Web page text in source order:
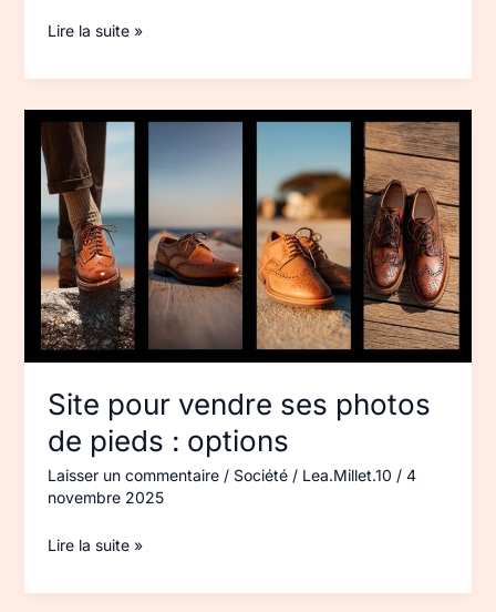
Lire la suite »
Site pour vendre ses photos
de pieds : options
Laisser un commentaire / Société/ Lea.Millet.10 / 4
novembre 2025
Site
pour
vendre
ses
photos
de
pieds :
options
Lire la suite »